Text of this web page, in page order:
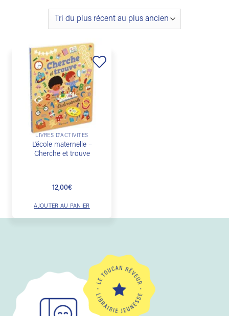
Ajouter
liste de
souhaits
LIVRES D'ACTIVITÉS
L’école maternelle –
Cherche et trouve
12,00€
AJOUTER AU PANIER